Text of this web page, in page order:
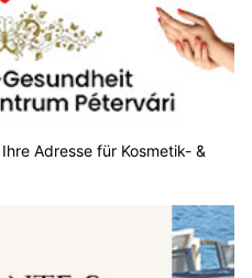
Adresse für Kosmetik- &